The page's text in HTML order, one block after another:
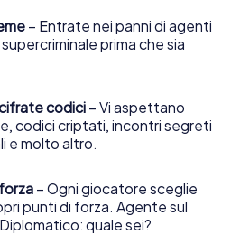
spionaggio e degli agenti
in un'Escape Room
– Entrate nei panni di agenti
prima che sia
codici – Vi aspettano
codici criptati, incontri segreti
e molto altro.
– Ogni giocatore sceglie
punti di forza. Agente sul
quale sei?